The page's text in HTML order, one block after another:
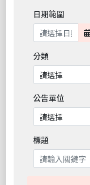
日期範圍
分類
公告單位
標題